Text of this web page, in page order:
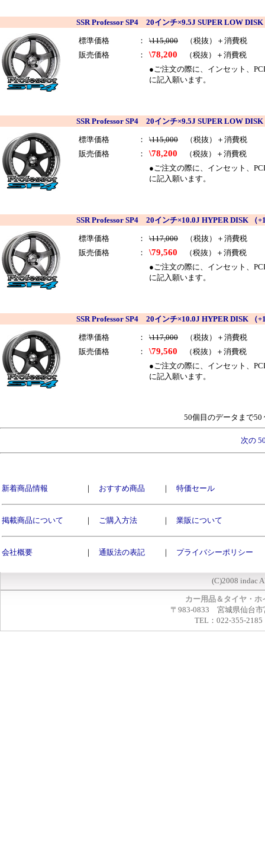
SSR Professor SP4 20インチ×9.5J SUPER LOW
標準価格 ： \115,000 （税抜）＋消費税
販売価格
： \78,200 （税抜）＋消費税
●ご注文の際に、インセット、
に記入願います。
SSR Professor SP4 20インチ×9.5J SUPER LOW
標準価格 ： \115,000 （税抜）＋消費税
販売価格
： \78,200 （税抜）＋消費税
●ご注文の際に、インセット、
に記入願います。
SSR Professor SP4 20インチ×10.0J HYPER DISK （
標準価格 ： \117,000 （税抜）＋消費税
販売価格
： \79,560 （税抜）＋消費税
●ご注文の際に、インセット、
に記入願います。
SSR Professor SP4 20インチ×10.0J HYPER DISK （
標準価格 ： \117,000 （税抜）＋消費税
販売価格
： \79,560 （税抜）＋消費税
●ご注文の際に、インセット、
に記入願います。
50個目のデータまで
次の
新着商品情報 ｜ おすすめ商品 ｜ 特価セール
掲載商品について ｜ ご購入方法 ｜ 業販について
会社概要 ｜ 通販法の表記 ｜ プライバシーポリシー
(C)2008 indac
カー用品＆タイヤ・
〒983-0833 宮城県仙台市
TEL：022-355-